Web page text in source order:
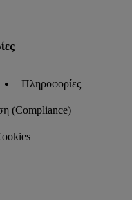
Πληροφορίες
(Compliance)